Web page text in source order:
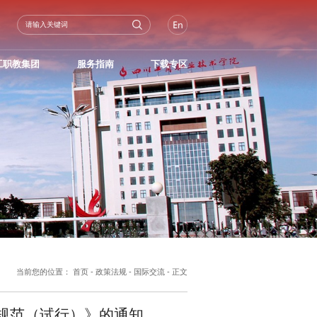
职教集团 服务指南 下载专区
当前您的位置：首页 -政策法规 - 国际交流 - 正文